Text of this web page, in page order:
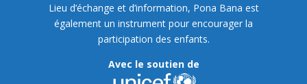
Lieu d’échange et d’information, Pona Bana est
également un instrument pour encourager la
participation des enfants.
Avec le soutien de